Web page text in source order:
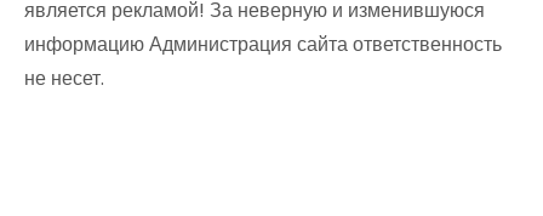
является рекламой! За неверную и изменившуюся
информацию Администрация сайта ответственность
не несет.